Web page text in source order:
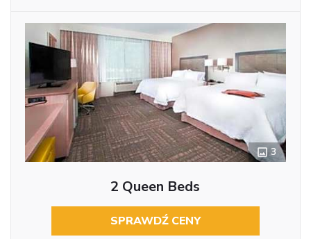
3
2 Queen Beds
SPRAWDŹ CENY